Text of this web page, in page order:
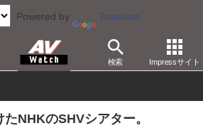
Powered by Translate
検索 Impressサイト
CEATEC JAPAN 2014
NHKのSHVシアター。